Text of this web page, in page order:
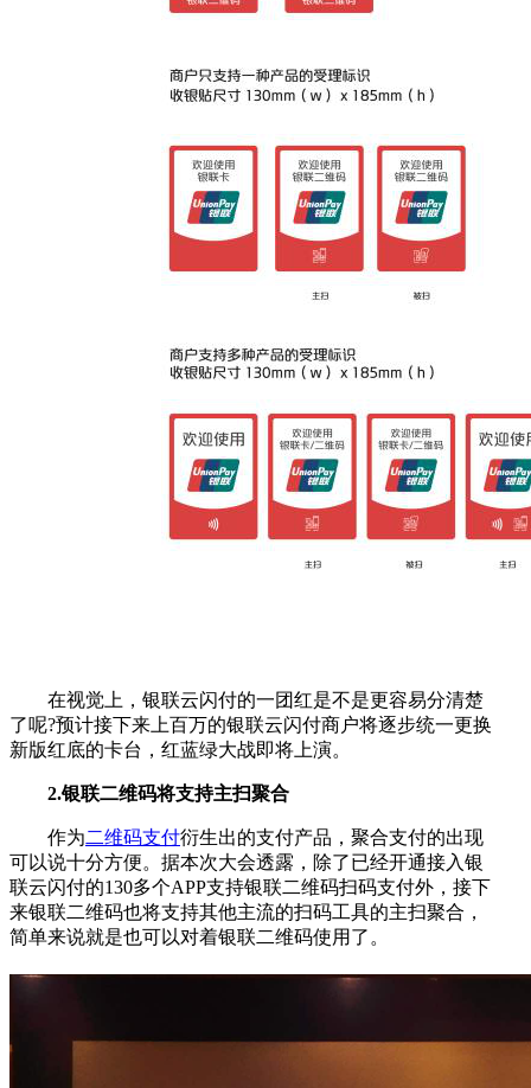
在视觉上，银联云闪付的一团红是不是更容易分清楚
了呢?预计接下来上百万的银联云闪付商户将逐步统一更换
新版红底的卡台，红蓝绿大战即将上演。
2.银联二维码将支持主扫聚合
作为二维码支付衍生出的支付产品，聚合支付的出现
可以说十分方便。据本次大会透露，除了已经开通接入银
联云闪付的130多个APP支持银联二维码扫码支付外，接下
来银联二维码也将支持其他主流的扫码工具的主扫聚合，
简单来说就是也可以对着银联二维码使用了。